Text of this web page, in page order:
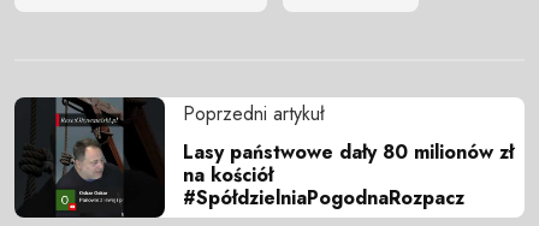
Poprzedni artykuł
Lasy państwowe dały 80 milionów zł
na kościół
#SpółdzielniaPogodnaRozpacz